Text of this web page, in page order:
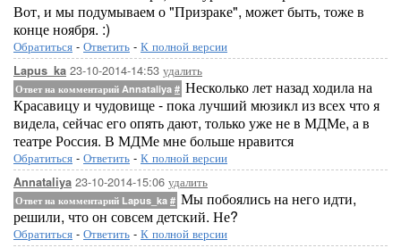
Вот, и мы подумываем о "Призраке", может быть, тоже в
конце ноября. :)
Обратиться - Ответить - К полной версии
Lapus_ka 23-10-2014-14:53 удалить
Ответ на комментарий Annataliya # Несколько лет назад ходила на
Красавицу и чудовище - пока лучший мюзикл из всех что я
видела, сейчас его опять дают, только уже не в МДМе, а в
театре Россия. В МДМе мне больше нравится
Обратиться - Ответить - К полной версии
Annataliya 23-10-2014-15:06 удалить
Ответ на комментарий Lapus_ka # Мы побоялись на него идти,
решили, что он совсем детский. Не?
Обратиться - Ответить - К полной версии